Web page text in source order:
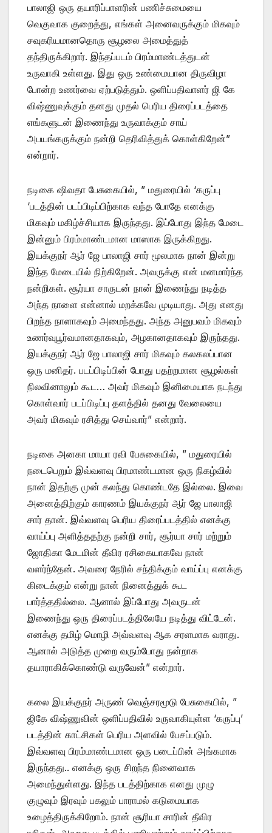
பாலாஜி ஒரு தயாரிப்பாளரின் பணிச்சுமையை
வெகுவாக குறைத்து, எங்கள் அனைவருக்கும் மிகவும்
சவுகரியமானதொரு சூழலை அமைத்துத்
தந்திருக்கிறார். இந்தப்படம் பிரம்மாண்டத்துடன்
உருவாகி உள்ளது. இது ஒரு உண்மையான திருவிழா
போன்ற உணர்வை ஏற்படுத்தும். ஒளிப்பதிவாளர் ஜி கே
விஷ்ணுவுக்கும் தனது முதல் பெரிய திரைப்படத்தை
எங்களுடன் இணைந்து உருவாக்கும் சாய்
அபயங்கருக்கும் நன்றி தெரிவித்துக் கொள்கிறேன்”
என்றார்.
நடிகை ஷிவதா பேசுகையில், ” மதுரையில் ‘கருப்பு
‘படத்தின் படப்பிடிப்பிற்காக வந்த போதே எனக்கு
மிகவும் மகிழ்ச்சியாக இருந்தது. இப்போது இந்த மேடை
இன்னும் பிரம்மாண்டமான மாஸாக இருக்கிறது.
இயக்குநர் ஆர் ஜே பாலாஜி சார் மூலமாக நான் இன்று
இந்த மேடையில் நிற்கிறேன். அவருக்கு என் மனமார்ந்த
நன்றிகள். சூர்யா சாருடன் நான் இணைந்து நடித்த
அந்த நாளை என்னால் மறக்கவே முடியாது. அது எனது
பிறந்த நாளாகவும் அமைந்தது. அந்த அனுபவம் மிகவும்
உணர்வுபூர்வமானதாகவும், அழகானதாகவும் இருந்தது.
இயக்குநர் ஆர் ஜே பாலாஜி சார் மிகவும் கலகலப்பான
ஒரு மனிதர். படப்பிடிப்பின் போது பதற்றமான சூழல்கள்
நிலவினாலும் கூட… அவர் மிகவும் இனிமையாக நடந்து
கொள்வார்‌ படப்பிடிப்பு தளத்தில் தனது வேலையை
அவர் மிகவும் ரசித்து செய்வார்” என்றார்.
நடிகை அனகா மாயா ரவி பேசுகையில், ” மதுரையில்
நடைபெறும் இவ்வளவு பிரமாண்டமான ஒரு நிகழ்வில்
நான் இதற்கு முன் கலந்து கொண்டதே இல்லை. இவை
அனைத்திற்கும் காரணம் இயக்குநர் ஆர் ஜே பாலாஜி
சார் தான். இவ்வளவு பெரிய திரைப்படத்தில் எனக்கு
வாய்ப்பு அளித்ததற்கு நன்றி சார், சூர்யா சார் மற்றும்
ஜோதிகா மேடமின் தீவிர ரசிகையாகவே நான்
வளர்ந்தேன். அவரை நேரில் சந்திக்கும் வாய்ப்பு எனக்கு
கிடைக்கும் என்று நான் நினைத்துக் கூட
பார்த்ததில்லை. ஆனால் இப்போது அவருடன்
இணைந்து ஒரு திரைப்படத்திலேயே நடித்து விட்டேன்.
எனக்கு தமிழ் மொழி அவ்வளவு ஆக சரளமாக வராது.
ஆனால் அடுத்த முறை வரும்போது நன்றாக
தயாராகிக்கொண்டு வருவேன்” என்றார்.
கலை இயக்குநர் அருண் வெஞ்சரமூடு பேசுகையில், ”
ஜிகே விஷ்ணுவின் ஒளிப்பதிவில் உருவாகியுள்ள ‘கருப்பு’
படத்தின் காட்சிகள் பெரிய அளவில் பேசப்படும்.
இவ்வளவு பிரம்மாண்டமான ஒரு படைப்பின் அங்கமாக
இருந்தது.. எனக்கு ஒரு சிறந்த நினைவாக
அமைந்துள்ளது. இந்த படத்திற்காக எனது முழு
குழுவும் இரவும் பகலும் பாராமல் கடுமையாக
உழைத்திருக்கிறோம். நான் சூரியா சாரின் தீவிர